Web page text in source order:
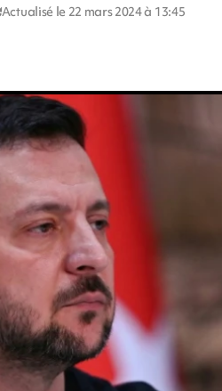
Actualisé le 22 mars 2024 à 13:45